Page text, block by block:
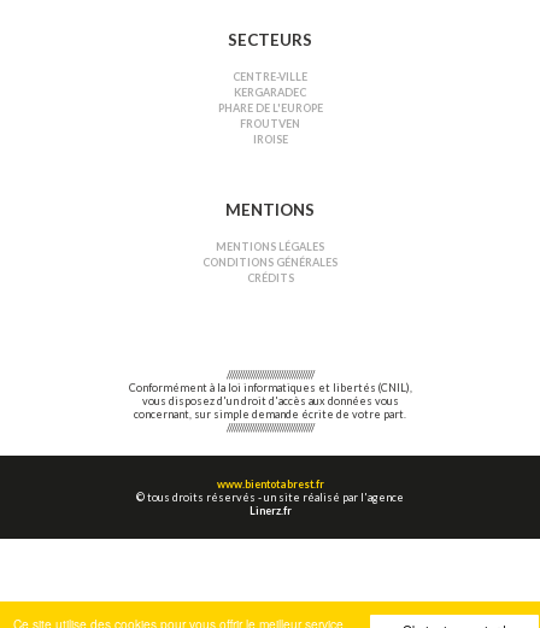
Ce site utilise des cookies pour vous offrir le meilleur service.
SECTEURS
CENTRE-VILLE
KERGARADEC
PHARE DE L'EUROPE
FROUTVEN
IROISE
MENTIONS
MENTIONS LÉGALES
CONDITIONS GÉNÉRALES
CRÉDITS
////////////////////////////////////
Conformément à la loi informatiques et libertés (CNIL),
vous disposez d'un droit d'accès aux données vous
concernant, sur simple demande écrite de votre part.
////////////////////////////////////
www.bientotabrest.fr
© tous droits réservés - un site réalisé par l'agence
Linerz.fr